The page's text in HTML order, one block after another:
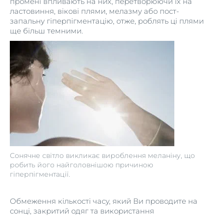
Сонячне світло викликає вироблення меланіну, що
робить його найголовнішою причиною
гіперпігментації.
ластовиння, вікові плями, мелазму або пост-
запальну гіперпігментацію, отже, роблять ці плями
ще більш темними.
Обмеження кількості часу, який Ви проводите на
сонці, закритий одяг та використання